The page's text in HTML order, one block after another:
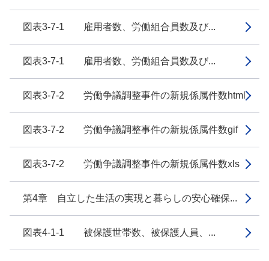
図表3-7-1 雇用者数、労働組合員数及び...
図表3-7-1 雇用者数、労働組合員数及び...
図表3-7-2 労働争議調整事件の新規係属件数html
図表3-7-2 労働争議調整事件の新規係属件数gif
図表3-7-2 労働争議調整事件の新規係属件数xls
第4章 自立した生活の実現と暮らしの安心確保...
図表4-1-1 被保護世帯数、被保護人員、...